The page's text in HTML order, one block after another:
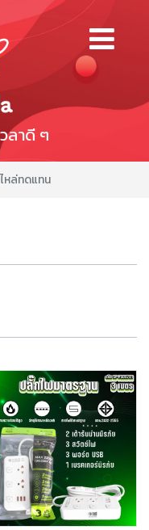
ลาดี ๆ
หล่ทดแทน